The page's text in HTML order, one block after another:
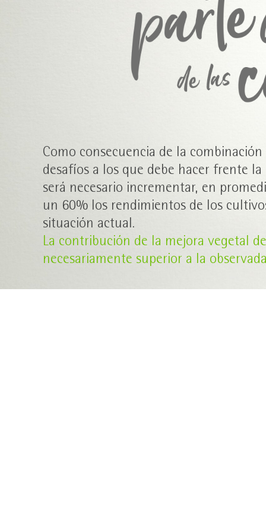
Como consecuencia de la
desafíos a los que debe hacer frente
será necesario incrementar, en
un 60% los rendimientos de los
situación actual.
La contribución de la mejora vegetal
necesariamente superior a la